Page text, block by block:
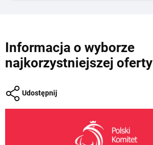
Informacja o wyborze
najkorzystniejszej oferty
Udostępnij